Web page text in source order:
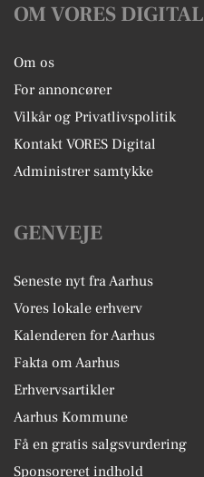
OM VORES DIGITAL
Om os
For annoncører
Vilkår og Privatlivspolitik
Kontakt VORES Digital
Administrer samtykke
GENVEJE
Seneste nyt fra Aarhus
Vores lokale erhverv
Kalenderen for Aarhus
Fakta om Aarhus
Erhvervsartikler
Aarhus Kommune
Få en gratis salgsvurdering
Sponsoreret indhold